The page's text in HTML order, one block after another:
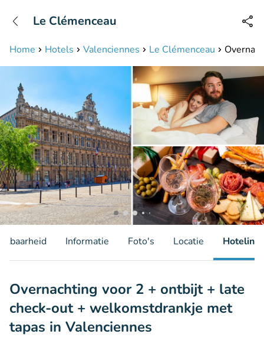
Bereikbaar tot 23:00 uur
Home Hotels Valenciennes Le Clémenceau
Le Clémenceau
Informatie Foto's Locatie Hotelinfo
Overnachting voor 2 + ontbijt + late
check-out + welkomstdrankje met
tapas in Valenciennes